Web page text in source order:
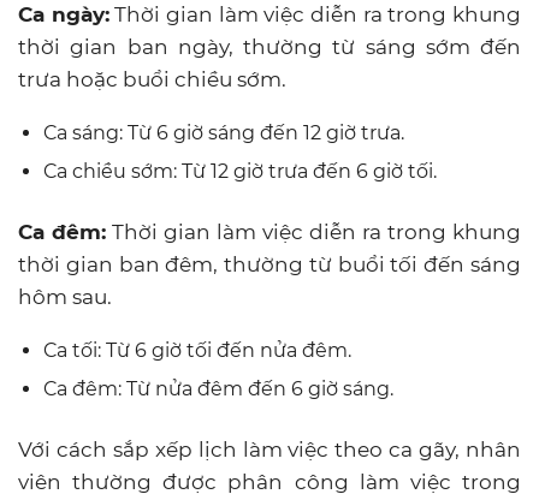
Ca ngày:Thời gian làm việc diễn ra trong khung
thời gian ban ngày, thường từ sáng sớm đến
trưa hoặc buổi chiều sớm.
Ca sáng: Từ 6 giờ sáng đến 12 giờ trưa.
Ca chiều sớm: Từ 12 giờ trưa đến 6 giờ tối.
Ca đêm: Thời gian làm việc diễn ra trong khung
thời gian ban đêm, thường từ buổi tối đến sáng
hôm sau.
Ca tối: Từ 6 giờ tối đến nửa đêm.
Ca đêm: Từ nửa đêm đến 6 giờ sáng.
Với cách sắp xếp lịch làm việc theo ca gãy, nhân
viên thường được phân công làm việc trong